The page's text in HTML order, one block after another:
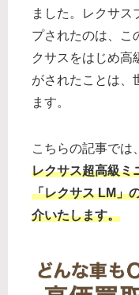
ました。レクサス
プされたのは、こ
クサスをはじめ高
がされたことは、
ます。
こちらの記事では、
レクサス超高級ミ
「レクサス LM」
介いたします。